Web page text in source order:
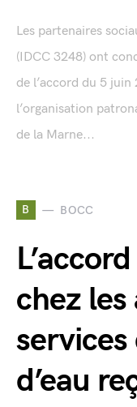
Les partenaires
(IDCC 3248) ont
de l’accord du 5
l’organisation
de la Marne...
B BOCC
chez
services
d’eau